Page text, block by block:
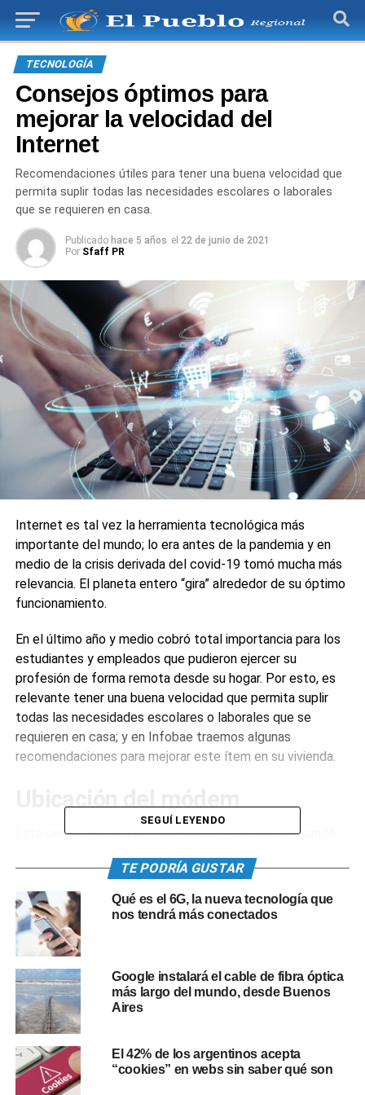
TECNOLOGÍA
Consejos óptimos para
mejorar la velocidad del
Internet
Recomendaciones útiles para tener una buena velocidad que
permita suplir todas las necesidades escolares o laborales
que se requieren en casa.
Publicado hace 5 años el 22 de junio de 2021
Por Sfaff PR
Internet es tal vez la herramienta tecnológica más
importante del mundo; lo era antes de la pandemia y en
medio de la crisis derivada del covid-19 tomó mucha más
relevancia. El planeta entero “gira” alrededor de su óptimo
funcionamiento.
En el último año y medio cobró total importancia para los
estudiantes y empleados que pudieron ejercer su
profesión de forma remota desde su hogar. Por esto, es
relevante tener una buena velocidad que permita suplir
todas las necesidades escolares o laborales que se
requieren en casa; y en Infobae traemos algunas
recomendaciones para mejorar este ítem en su vivienda.
Esta siempre será la primera opción a considerar cuando
cualquier lugar. Lo recomendable por los expertos es que
se coloque lejos de cualquier aparato electrónico, pues su
señal se puede ver afectada por las ondas
electromagnéticas de los demás dispositivos.
Asimismo, se específica que lo mejor es tenerlo en zonas
elevadas de la casa y evitando a toda costa que su señal
se cruce con obstáculos como muros, closets, puertas,
entre otros.
Amplificadores o repetidores
SEGUÍ LEYENDO
TE PODRÍA GUSTAR
Qué es el 6G, la nueva tecnología que
nos tendrá más conectados
Google instalará el cable de fibra óptica
más largo del mundo, desde Buenos
Aires
El 42% de los argentinos acepta
“cookies” en webs sin saber qué son